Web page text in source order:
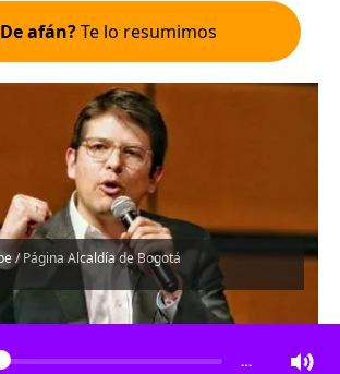
afán?Te lo resumimos
/ Página Alcaldía de Bogotá
Escucha el artículo
…